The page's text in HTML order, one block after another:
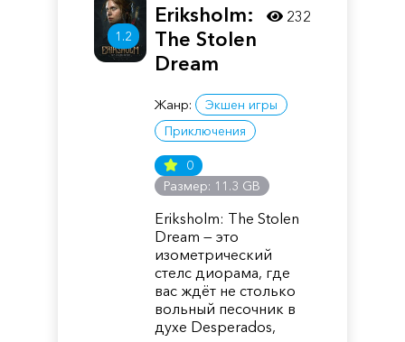
1.2
Eriksholm:
The Stolen
Dream
Жанр:
Экшен игры
Приключения
0
Размер: 11.3 GB
Eriksholm: The Stolen
Dream — это
изометрический
стелс диорама, где
вас ждёт не столько
вольный песочник в
духе Desperados,
232